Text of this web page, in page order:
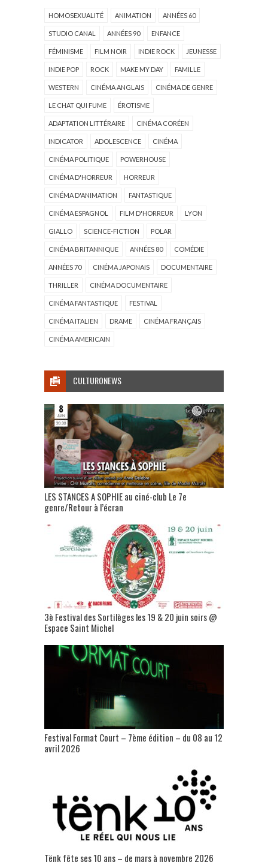
HOMOSEXUALITÉ ANIMATION ANNÉES 60
STUDIO CANAL ANNÉES 90 ENFANCE
FÉMINISME FILM NOIR INDIE ROCK JEUNESSE
INDIE POP ROCK MAKE MY DAY FAMILLE
WESTERN CINÉMA ANGLAIS CINÉMA DE GENRE
LE CHAT QUI FUME ÉROTISME
ADAPTATION LITTÉRAIRE CINÉMA CORÉEN
INDICATOR ADOLESCENCE CINÉMA
CINÉMA POLITIQUE POWERHOUSE
CINÉMA D'HORREUR HORREUR
CINÉMA D'ANIMATION FANTASTIQUE
CINÉMA ESPAGNOL FILM D'HORREUR LYON
GIALLO SCIENCE-FICTION POLAR
CINÉMA BRITANNIQUE ANNÉES 80 COMÉDIE
ANNÉES 70 CINÉMA JAPONAIS DOCUMENTAIRE
THRILLER CINÉMA DOCUMENTAIRE
CINÉMA FANTASTIQUE FESTIVAL
CINÉMA ITALIEN DRAME CINÉMA FRANÇAIS
CINÉMA AMERICAIN
CULTURONEWS
LES STANCES A SOPHIE au ciné-club Le 7e
genre/Retour à l’écran
3è Festival des Sortilèges les 19 & 20 juin soirs @
Espace Saint Michel
Festival Format Court – 7ème édition – du 08 au 12
avril 2026
Tënk fête ses 10 ans – de mars à novembre 2026